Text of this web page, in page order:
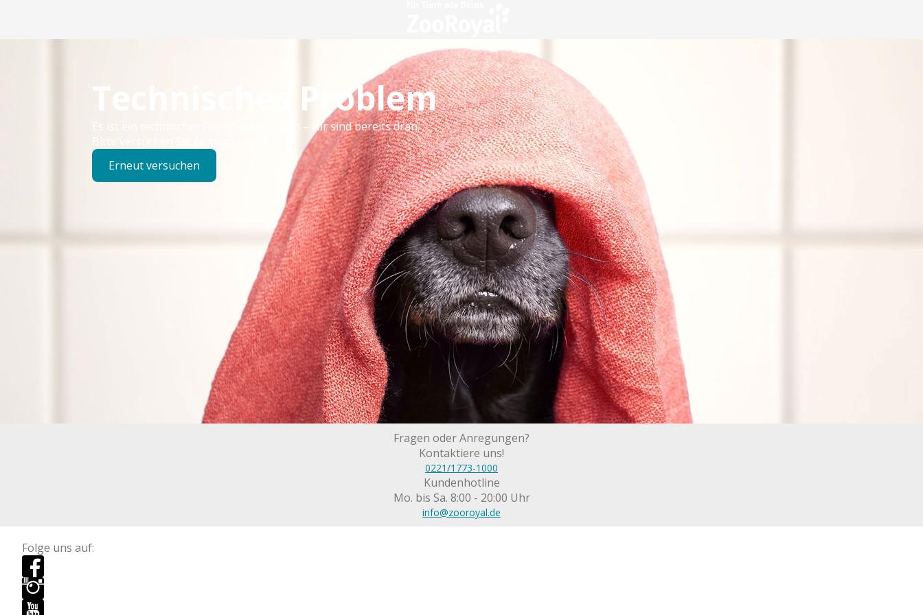
Technisches Problem
Es ist ein technischer Fehler aufgetreten – wir sind bereits dran.
Bitte versuchen Sie es später erneut.
Erneut versuchen
Fragen oder Anregungen?
Kontaktiere uns!
0221/1773-1000
Kundenhotline
Mo. bis Sa. 8:00 - 20:00 Uhr
info@zooroyal.de
Folge uns auf: